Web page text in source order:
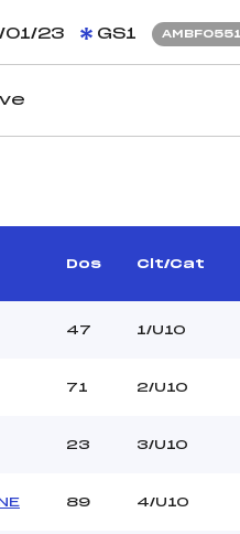
01/23 GS1 AMBF0551
FOURNET EVA
MARCHAL
Dos Clt/Cat
47 1/U10
71 2/U10
23 3/U10
89 4/U10